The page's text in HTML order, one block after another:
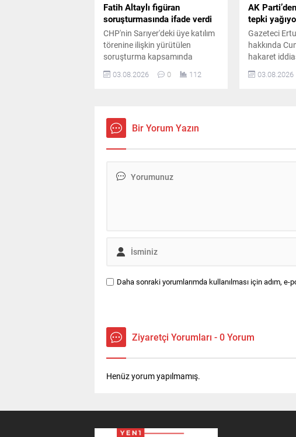
Fatih Altaylı figüran
soruşturmasında ifade verdi
CHP'nin Sarıyer'deki üye katılım
törenine ilişkin yürütülen
soruşturma kapsamında
gazeteci Fatih Altaylı, İstanbul
Adalet Sarayı'na gelerek ifade
03.08.2026 0 112
AK
tepki
Gazeteci
hakkında
hakaret
Parti03.08.2026
Bir Yorum Yazın
Daha sonraki yorumlarımda kullanılması için adım,
Ziyaretçi Yorumları - 0 Yorum
Henüz yorum yapılmamış.